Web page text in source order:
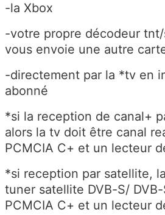
-la Xbox
-votre propre décodeur
vous envoie une autre
-directement par la *tv en
abonné
*si la reception de canal+
alors la tv doit être canal
PCMCIA C+ et un lecteur
*si reception par satellite,
tuner satellite DVB-S/
PCMCIA C+ et un lecteur